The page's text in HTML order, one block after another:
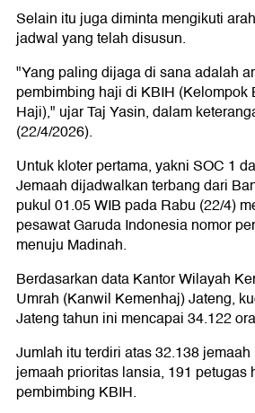
Selain itu juga diminta mengikuti
jadwal yang telah disusun.
"Yang paling dijaga di sana adalah
pembimbing haji di KBIH (Kelompok
Haji)," ujar Taj Yasin, dalam
(22/4/2026).
Untuk kloter pertama, yakni SOC 1
Jemaah dijadwalkan terbang dari
pukul 01.05 WIB pada Rabu (22/4)
pesawat Garuda Indonesia nomor
menuju Madinah.
Berdasarkan data Kantor Wilayah
Umrah (Kanwil Kemenhaj) Jateng,
Jateng tahun ini mencapai 34.122
Jumlah itu terdiri atas 32.138
jemaah prioritas lansia, 191 petugas
pembimbing KBIH.